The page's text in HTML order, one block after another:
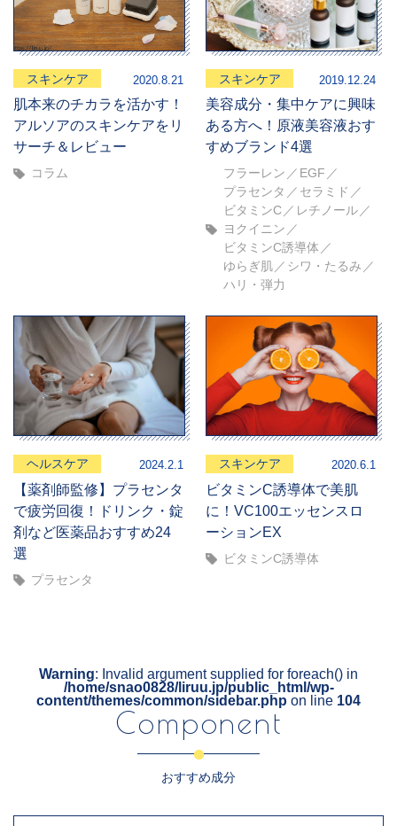
スキンケア 2020.8.21
肌本来のチカラを活かす！
アルソアのスキンケアをリ
サーチ＆レビュー
コラム
スキンケア 2019.12.24
美容成分・集中ケアに興味
ある方へ！原液美容液おす
すめブランド4選
フラーレン
EGF
プラセンタ
セラミド
ビタミンC
レチノール
ヨクイニン
ビタミンC誘導体
ゆらぎ肌
シワ・たるみ
ハリ・弾力
ヘルスケア 2024.2.1
【薬剤師監修】プラセンタ
で疲労回復！ドリンク・錠
剤など医薬品おすすめ24
選
プラセンタ
スキンケア 2020.6.1
ビタミンC誘導体で美肌
に！VC100エッセンスロ
ーションEX
ビタミンC誘導体
Warning: Invalid argument supplied for foreach() in
/home/snao0828/liruu.jp/public_html/wp-
content/themes/common/sidebar.php on line 104
Component
おすすめ成分